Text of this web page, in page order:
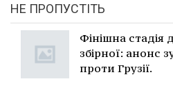
НЕ ПРОПУСТІТЬ
Фінішна стадія
збірної: анонс
проти Грузії.